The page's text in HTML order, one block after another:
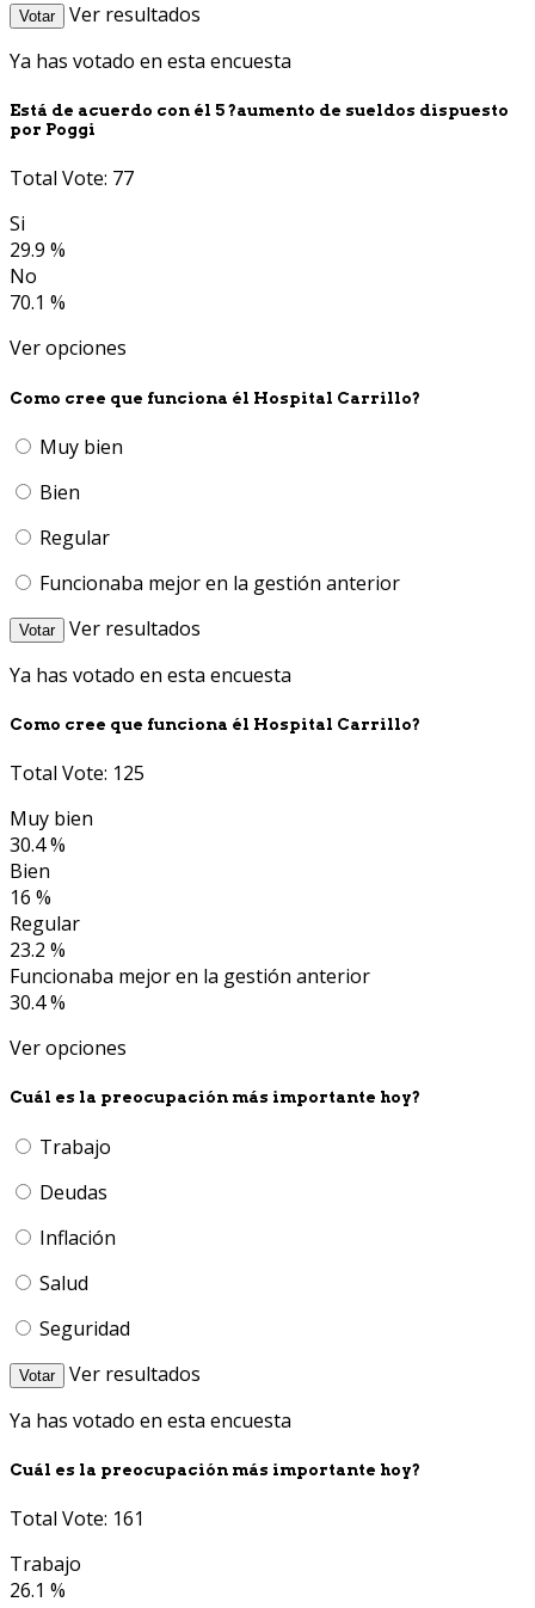
Votar
Ver resultados
Ya has votado en esta encuesta
Está de acuerdo con él 5 ?aumento de sueldos dispuesto
por Poggi
Total Vote: 77
Si
29.9 %
No
70.1 %
Ver opciones
Como cree que funciona él Hospital Carrillo?
Muy bien
Bien
Regular
Funcionaba mejor en la gestión anterior
Votar
Ver resultados
Ya has votado en esta encuesta
Como cree que funciona él Hospital Carrillo?
Total Vote: 125
Muy bien
30.4 %
Bien
16 %
Regular
23.2 %
Funcionaba mejor en la gestión anterior
30.4 %
Ver opciones
Cuál es la preocupación más importante hoy?
Trabajo
Deudas
Inflación
Salud
Seguridad
Votar
Ver resultados
Ya has votado en esta encuesta
Cuál es la preocupación más importante hoy?
Total Vote: 161
Trabajo
26.1 %